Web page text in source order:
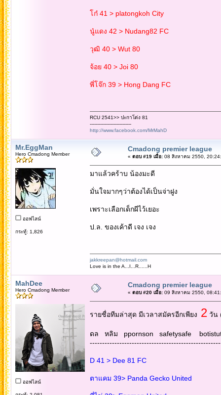
โก๋ 41 > platongkoh City
นู๋แดง 42 > Nudang82 FC
วุฒิ 40 > Wut 80
จ้อย 40 > Joi 80
พี่โจ๊ก 39 > Hong Dang FC
RCU 2541>> ปะกาโด่ง 81
----------------------------
http://www.facebook.com/MrMahD
Mr.EggMan
Hero Cmadong Member
ออฟไลน์
กระทู้: 1,826
Cmadong premier league
« ตอบ #19 เมื่อ:08 สิงหาคม 2550,
มาแล้วคร้าบ น้องมะดี
มั่นใจมากๆว่าต้องได้เป็นจ่าฝูง
เพราะเลือกเด็กผีไว้เยอะ
ป.ล. ของเค้าดี เจง เจง
jakkreepan@hotmail.com
Love is in the A...I...R......H
MahDee
Hero Cmadong Member
ออฟไลน์
Cmadong premier league
« ตอบ #20 เมื่อ:09 สิงหาคม 2550,
รายชื่อทีมล่าสุด มีเวลาสมัครอีกเพียง 2วัน
ดล หลิม ppornson safetysafe
D 41 > Dee 81 FC
ตาแคม 39> Panda Gecko United